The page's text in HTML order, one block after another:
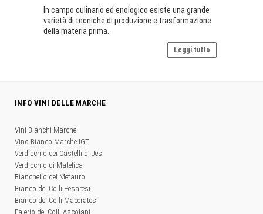
In campo culinario ed enologico esiste una grande
varietà di tecniche di produzione e trasformazione
della materia prima.
Leggi tutto
INFO VINI DELLE MARCHE
Vini Bianchi Marche
Vino Bianco Marche IGT
Verdicchio dei Castelli di Jesi
Verdicchio di Matelica
Bianchello del Metauro
Bianco dei Colli Pesaresi
Bianco dei Colli Maceratesi
Falerio dei Colli Ascolani